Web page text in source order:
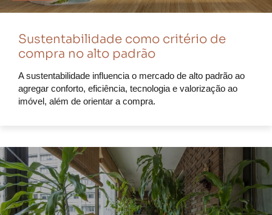
Sustentabilidade como critério de
compra no alto padrão
A sustentabilidade influencia o mercado de alto padrão ao
agregar conforto, eficiência, tecnologia e valorização ao
imóvel, além de orientar a compra.